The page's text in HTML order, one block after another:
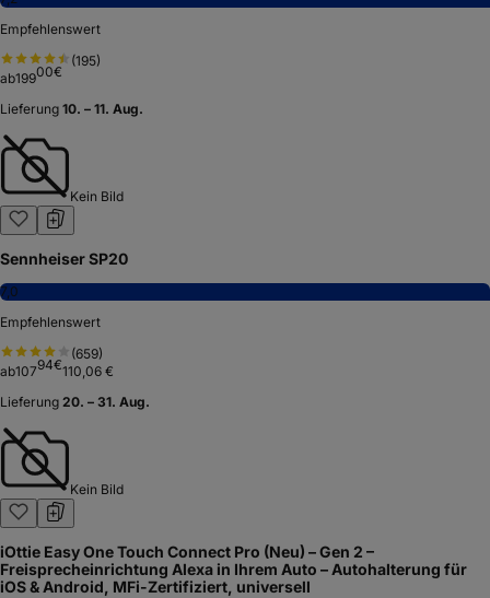
Empfehlenswert
(195)
ab19900€
Lieferung 10. – 11. Aug.
Kein Bild
Sennheiser SP20
7,0
Empfehlenswert
(659)
ab10794€110,06 €
Lieferung 20. – 31. Aug.
Kein Bild
iOttie Easy One Touch Connect Pro (Neu) – Gen 2 –
Freisprecheinrichtung Alexa in Ihrem Auto – Autohalterung für
iOS & Android, MFi-Zertifiziert, universell